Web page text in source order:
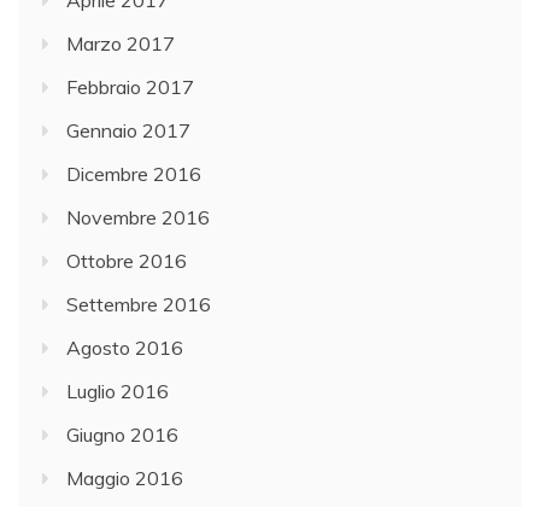
Marzo 2017
Febbraio 2017
Gennaio 2017
Dicembre 2016
Novembre 2016
Ottobre 2016
Settembre 2016
Agosto 2016
Luglio 2016
Giugno 2016
Maggio 2016